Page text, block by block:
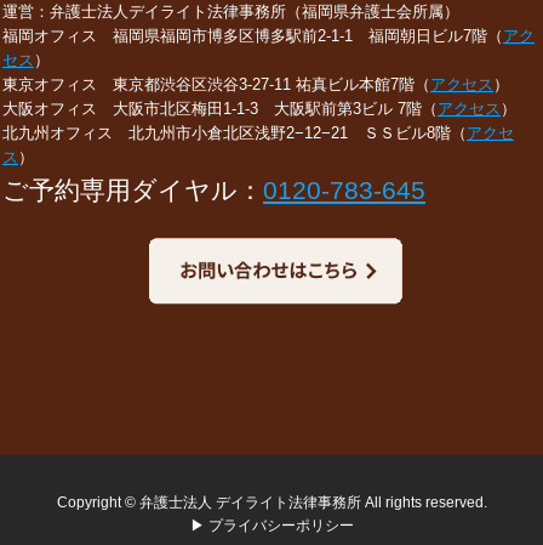
運営：弁護士法人デイライト法律事務所（福岡県弁護士会所属）
福岡オフィス 福岡県福岡市博多区博多駅前2-1-1 福岡朝日ビル7階（ アク
セス ）
東京オフィス 東京都渋谷区渋谷3-27-11 祐真ビル本館7階（ アクセス ）
大阪オフィス 大阪市北区梅田1-1-3 大阪駅前第3ビル 7階（ アクセス ）
北九州オフィス 北九州市小倉北区浅野2−12−21 ＳＳビル8階（ アクセ
ス ）
ご予約専用ダイヤル： 0120-783-645
Copyright © 弁護士法人 デイライト法律事務所 All rights reserved.
▶ プライバシーポリシー